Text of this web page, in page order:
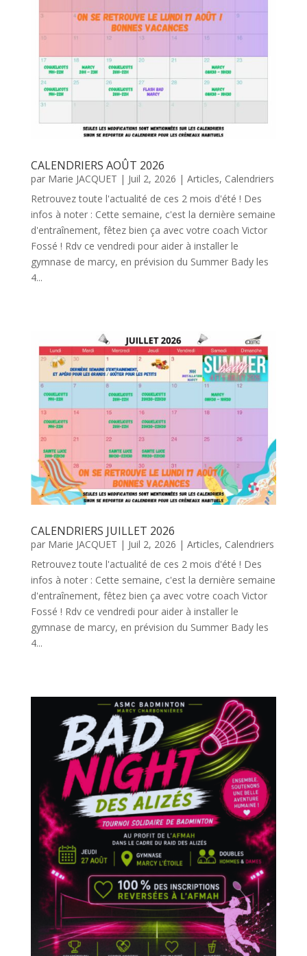
CALENDRIERS AOÛT 2026
par Marie JACQUET | Juil 2, 2026 | Articles, Calendriers
Retrouvez toute l'actualité de ces 2 mois d'été ! Des
infos à noter : Cette semaine, c'est la dernière semaine
d'entraînement, fêtez bien ça avec votre coach Victor
Fossé ! Rdv ce vendredi pour aider à installer le
gymnase de marcy, en prévision du Summer Bady les
4...
CALENDRIERS JUILLET 2026
par Marie JACQUET | Juil 2, 2026 | Articles, Calendriers
Retrouvez toute l'actualité de ces 2 mois d'été ! Des
infos à noter : Cette semaine, c'est la dernière semaine
d'entraînement, fêtez bien ça avec votre coach Victor
Fossé ! Rdv ce vendredi pour aider à installer le
gymnase de marcy, en prévision du Summer Bady les
4...